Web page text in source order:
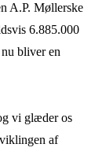
A.P. Møllerske
6.885.000
bliver en
vi glæder os
af